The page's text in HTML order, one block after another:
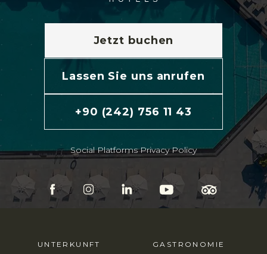
Jetzt buchen
Lassen Sie uns anrufen
+90 (242) 756 11 43
UNTERKUNFT GASTRONOMIE
Social Platforms Privacy Policy